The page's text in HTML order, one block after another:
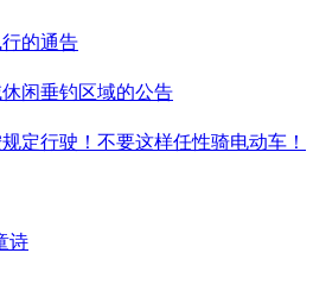
的通告
闲垂钓区域的公告
定行驶！不要这样任性骑电动车！
诗